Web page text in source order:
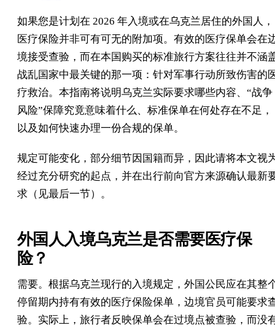
如果您是计划在 2026 年入境或在乌克兰居住的外国人，
医疗保险并非可有可无的附加项。有效的医疗保单会在
境接受查验，而在本国购买的标准旅行方案往往并不涵
战乱国家中最关键的那一项：针对军事行动所致伤害的
疗救治。本指南将说明乌克兰实际要求哪些内容、“战争
风险”保障究竟意味着什么、标准保单在何处存在不足，
以及如何快速办理一份合规的保单。
规定可能变化，部分细节因国籍而异，因此请将本文视
经过充分研究的起点，并在出行前向官方来源确认最新
求（见最后一节）。
外国人入境乌克兰是否需要医疗保
险？
需要。根据乌克兰现行的入境规定，外国公民应在其整
停留期内持有有效的医疗保险保单，边境官员可能要求
验。实际上，旅行者反映保单会在过境点被查验，而没